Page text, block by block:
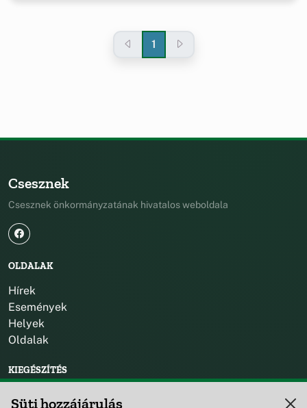
1
Csesznek
Csesznek önkormányzatának hivatalos weboldala
OLDALAK
Hírek
Események
Helyek
Oldalak
KIEGÉSZÍTÉS
Süti hozzájárulás